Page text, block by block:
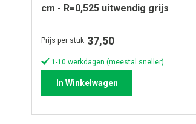
cm - R=0,525 uitwendig grijs
Prijs per stuk 37,50
1-10 werkdagen (meestal sneller)
In Winkelwagen